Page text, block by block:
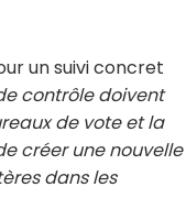
un suivi concret
contrôle doivent
de vote et la
créer une nouvelle
dans les